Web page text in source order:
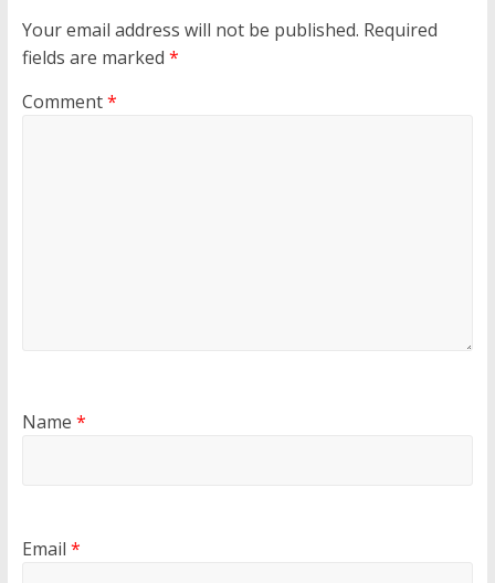
Your email address will not be published. Required
fields are marked *
Comment*
Name *
Email *